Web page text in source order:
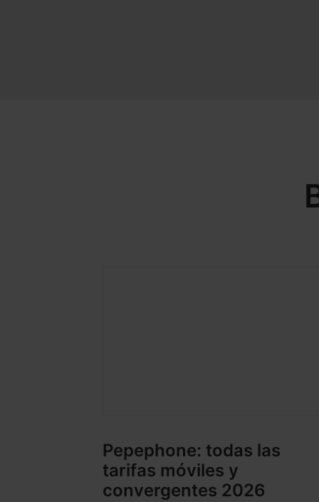
Pepephone: todas las
tarifas móviles y
convergentes 2026